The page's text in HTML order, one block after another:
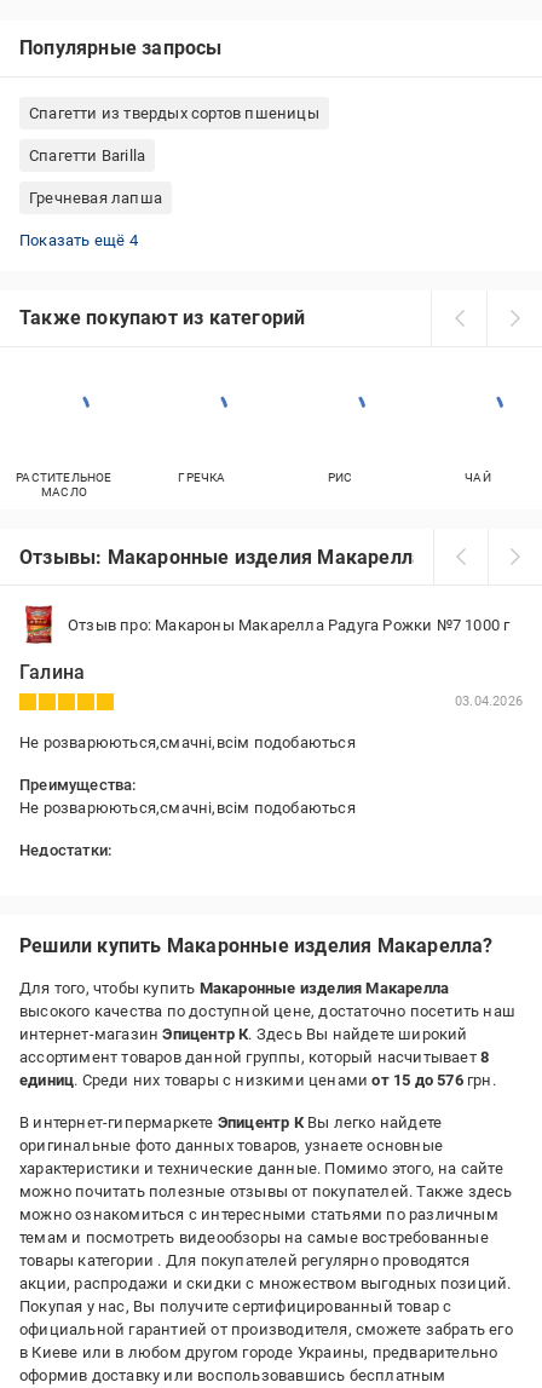
Популярные запросы
Спагетти из твердых сортов пшеницы
Спагетти Barilla
Гречневая лапша
Лапша без глютена
Рисовая лапша
Лапша кукурузная
Лапша пшеничная
Показать ещё 4
Также покупают из категорий
РАСТИТЕЛЬНОЕ
МАСЛО
ГРЕЧКА РИС ЧАЙ
Отзывы: Макаронные изделия Макарелла
Отзыв про: Макароны Макарелла Радуга Рожки №7 1000 г
Галина
03.04.2026
Не розварюються,смачні,всім подобаються
Преимущества:
Не розварюються,смачні,всім подобаються
Недостатки:
Решили купить Макаронные изделия Макарелла?
Для того, чтобы купить Макаронные изделия Макарелла
высокого качества по доступной цене, достаточно посетить наш
интернет-магазинЭпицентр К. Здесь Вы найдете широкий
ассортимент товаров данной группы, который насчитывает8
единиц. Среди них товары с низкими ценамиот 15 до 576грн.
В интернет-гипермаркете Эпицентр КВы легко найдете
оригинальные фото данных товаров, узнаете основные
характеристики и технические данные. Помимо этого, на сайте
можно почитать полезные отзывы от покупателей. Также здесь
можно ознакомиться с интересными статьями по различным
темам и посмотреть видеообзоры на самые востребованные
товары категории . Для покупателей регулярно проводятся
акции, распродажи и скидки с множеством выгодных позиций.
Покупая у нас, Вы получите сертифицированный товар с
официальной гарантией от производителя, сможете забрать его
в Киеве или в любом другом городе Украины, предварительно
оформив доставку или воспользовавшись бесплатным